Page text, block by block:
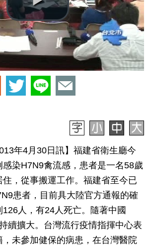
年4月30日訊】福建省衛生廳今
感染H7N9禽流感，患者是一名58歲
，從事搬運工作。福建省至今已
患者，目前具大陸官方通報的確
人，有24人死亡。隨著中國
續擴大。台灣流行疫情指揮中心表
未參加健保的病患，在台灣醫院